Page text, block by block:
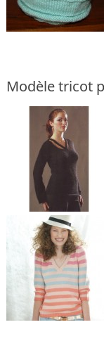
Modèle tricot